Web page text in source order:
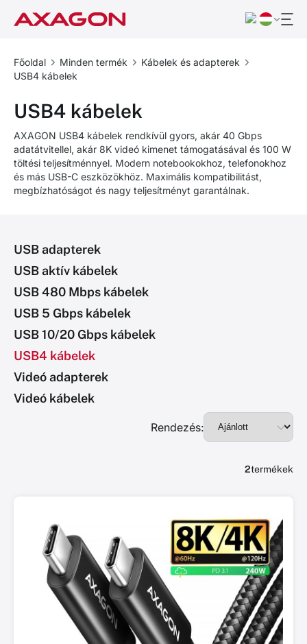
Főoldal Minden termék
Kábelek és adapterek
USB4 kábelek
USB4 kábelek
AXAGON USB4 kábelek rendkívül gyors, akár 40 Gbps
adatátvitellel, akár 8K videó kimenet támogatásával és 100 W
töltési teljesítménnyel. Modern notebookokhoz, telefonokhoz
és más USB-C eszközökhöz. Maximális kompatibilitást,
megbízhatóságot és nagy teljesítményt garantálnak.
USB adapterek
USB aktív kábelek
USB 480 Mbps kábelek
USB 5 Gbps kábelek
USB 10/20 Gbps kábelek
USB4 kábelek
Videó adapterek
Videó kábelek
Rendezés:
2termékek